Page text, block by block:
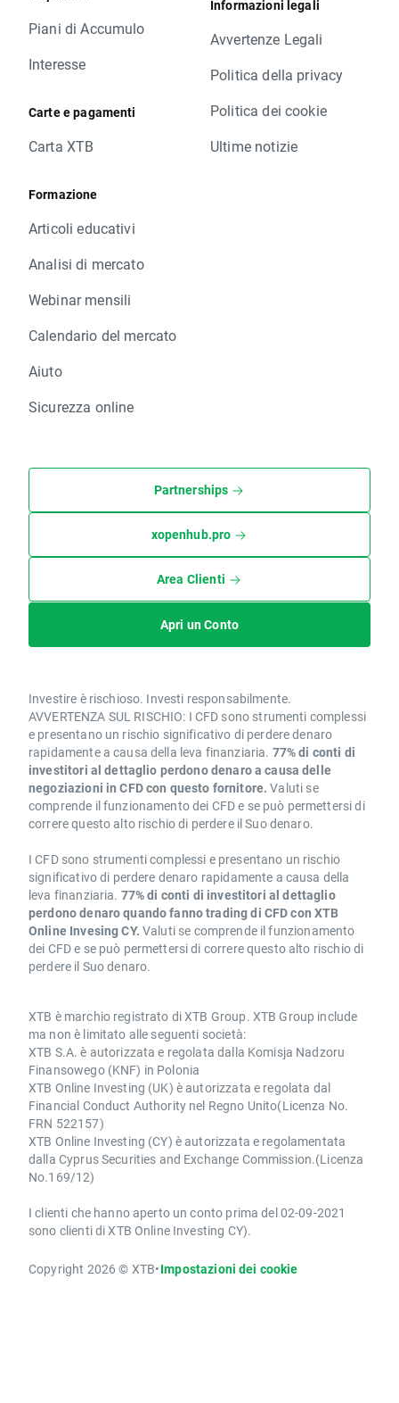
Piani di Accumulo
Interesse
Carte e pagamenti
Carta XTB
Formazione
Articoli educativi
Analisi di mercato
Webinar mensili
Calendario del mercato
Aiuto
Sicurezza online
Informazioni legali
Avvertenze Legali
Politica della privacy
Politica dei cookie
Ultime notizie
Partnerships
xopenhub.pro
Area Clienti
Apri un Conto
Investire è rischioso. Investi responsabilmente.
AVVERTENZA SUL RISCHIO: I CFD sono strumenti complessi
e presentano un rischio significativo di perdere denaro
rapidamente a causa della leva finanziaria. 77% di conti di
investitori al dettaglio perdono denaro a causa delle
negoziazioni in CFD con questo fornitore. Valuti se
comprende il funzionamento dei CFD e se può permettersi di
correre questo alto rischio di perdere il Suo denaro.
I CFD sono strumenti complessi e presentano un rischio
significativo di perdere denaro rapidamente a causa della
leva finanziaria. 77% di conti di investitori al dettaglio
perdono denaro quando fanno trading di CFD con XTB
Online Invesing CY. Valuti se comprende il funzionamento
dei CFD e se può permettersi di correre questo alto rischio di
perdere il Suo denaro.
XTB è marchio registrato di XTB Group. XTB Group include
ma non è limitato alle seguenti società:
XTB S.A. è autorizzata e regolata dalla Komisja Nadzoru
Finansowego (KNF) in Polonia
XTB Online Investing (UK) è autorizzata e regolata dal
Financial Conduct Authority nel Regno Unito(Licenza No.
FRN 522157)
XTB Online Investing (CY) è autorizzata e regolamentata
dalla Cyprus Securities and Exchange Commission.(Licenza
No.169/12)
I clienti che hanno aperto un conto prima del 02-09-2021
sono clienti di XTB Online Investing CY).
Copyright 2026 © XTB•Impostazioni dei cookie